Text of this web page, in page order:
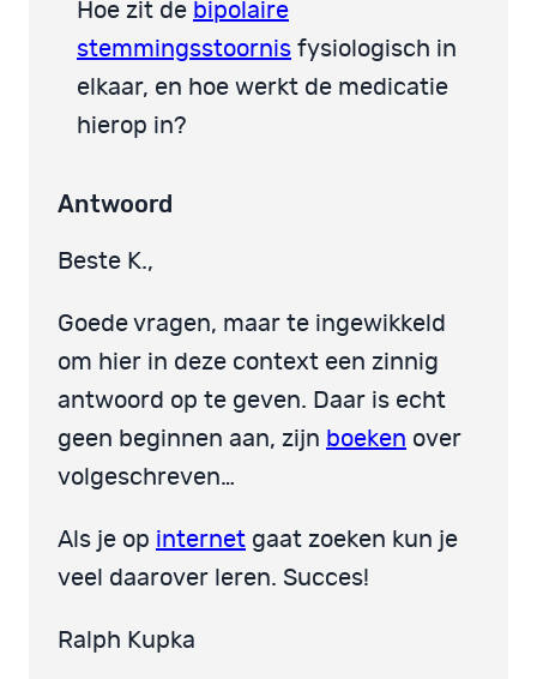
Hoe zit de bipolaire
stemmingsstoornis fysiologisch in
elkaar, en hoe werkt de medicatie
hierop in?
Antwoord
Beste K.,
Goede vragen, maar te ingewikkeld
om hier in deze context een zinnig
antwoord op te geven. Daar is echt
geen beginnen aan, zijn boeken over
volgeschreven…
Als je op internet gaat zoeken kun je
veel daarover leren. Succes!
Ralph Kupka